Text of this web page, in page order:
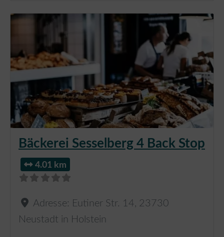
Bäckerei Sesselberg 4 Back Stop
4.01 km
Adresse: Eutiner Str. 14, 23730
Neustadt in Holstein